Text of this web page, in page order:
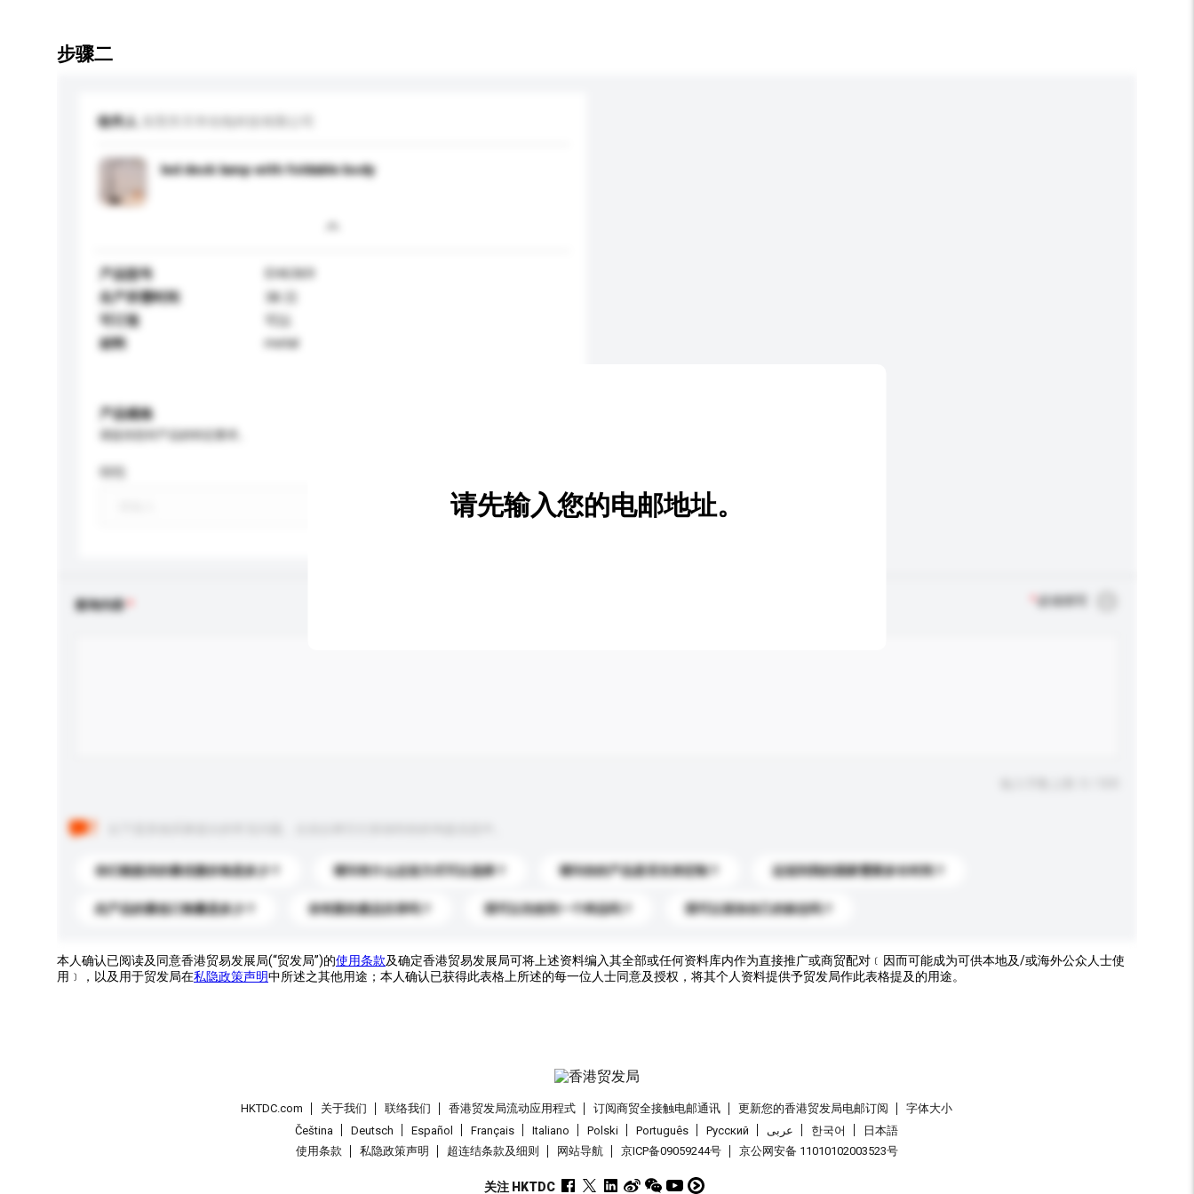
步骤二
收件人
led desk lamp with foldable body
产品型号
EH6369
生产所需时间
38 日
可订造
可以
材料
metal
产品规格
新增/删除选项
查询内容 必须填写
你们能提供的最优惠价格是多少？ 请问有什么运送方式可以选择？ 请问你的产品是否支持定制？ 运送到我的国家需要多长时间？
此产品的最低订购量是多少？ 你有新的產品目录吗？ 我可以先收到一个样品吗？ 我可以添加自己的标志吗？
请先输入您的电邮地址。
本人确认已阅读及同意香港贸易发展局(“贸发局”)的使用条款及确定香港贸易发展局可将上述资料编入其全部或任何资料库内作为直接推广或商贸配对﹝因而可能成为可供本地及/或海外公众人士使
用﹞，以及用于贸发局在私隐政策声明中所述之其他用途；本人确认已获得此表格上所述的每一位人士同意及授权，将其个人资料提供予贸发局作此表格提及的用途。
HKTDC.com 关于我们 联络我们 香港贸发局流动应用程式 订阅商贸全接触电邮通讯 更新您的香港贸发局电邮订阅
字体大小
Čeština
Deutsch Español Français Italiano Polski Português Pусский عربى 한국어
日本語
使用条款
私隐政策声明 超连结条款及细则 网站导航 京ICP备09059244号 京公网安备 11010102003523号
关注 HKTDC